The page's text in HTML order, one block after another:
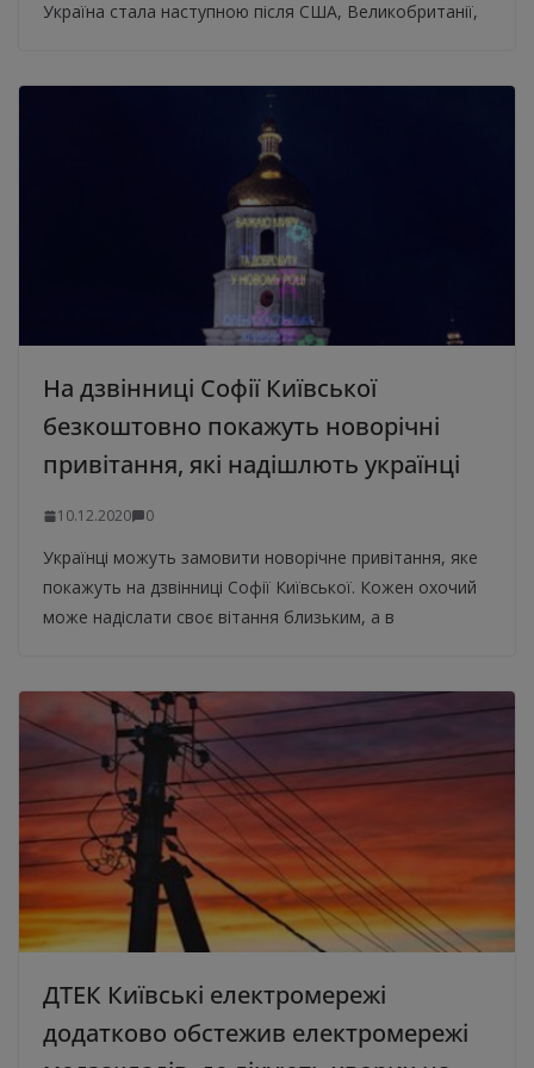
Україна стала наступною після США, Великобританії,
На дзвінниці Софії Київської
безкоштовно покажуть новорічні
привітання, які надішлють українці
10.12.2020 0
Українці можуть замовити новорічне привітання, яке
покажуть на дзвінниці Софії Київської. Кожен охочий
може надіслати своє вітання близьким, а в
ДТЕК Київські електромережі
додатково обстежив електромережі